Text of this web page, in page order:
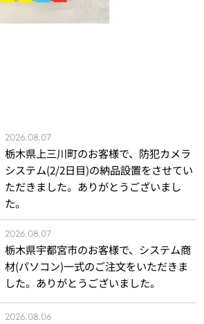
2026.08.07
栃木県上三川町のお客様で、防犯カメラ
システム(2/2日目)の納品設置をさせてい
ただきました。ありがとうございまし
た。
2026.08.07
栃木県宇都宮市のお客様で、システム商
材(パソコン)一式のご注文をいただきま
した。ありがとうございました。
2026.08.06